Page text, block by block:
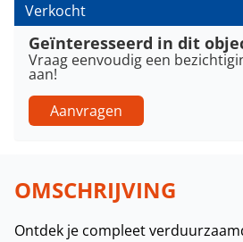
Verkocht
Geïnteresseerd in dit
Vraag eenvoudig een
aan!
Aanvragen
OMSCHRIJVING
Ontdek je compleet